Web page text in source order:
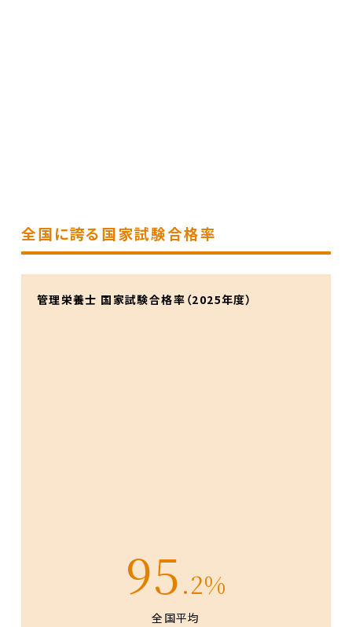
全国に誇る国家試験合格率
管理栄養士 国家試験合格率（2025年度）
95.2%
全国平均